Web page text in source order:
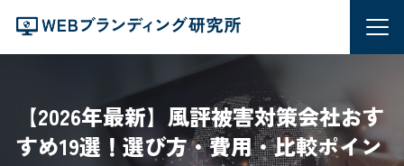
【2026年最新】風評被害対策会社おす
すめ19選！選び方・費用・比較ポイン